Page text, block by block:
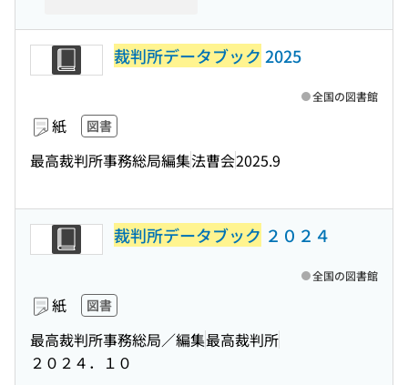
裁判所データブック 2025
紙 図書
最高裁判所事務総局編集法曹会2025.9
全国の図書館
裁判所データブック ２０２４
紙 図書
最高裁判所事務総局／編集最高裁判所
２０２４．１０
全国の図書館